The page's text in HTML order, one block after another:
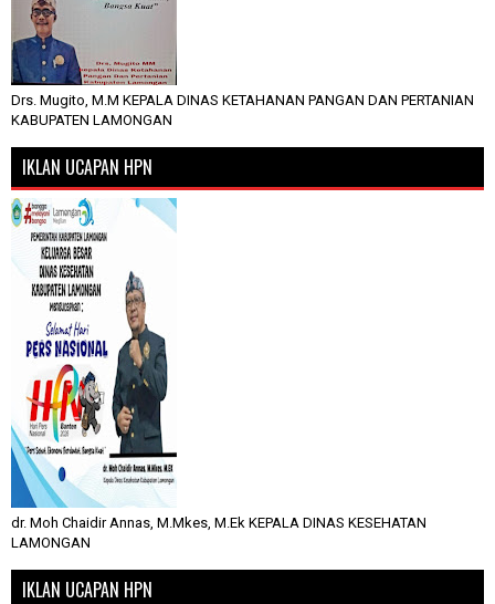
Drs. Mugito, M.M KEPALA DINAS KETAHANAN PANGAN DAN PERTANIAN
KABUPATEN LAMONGAN
IKLAN UCAPAN HPN
dr. Moh Chaidir Annas, M.Mkes, M.Ek KEPALA DINAS KESEHATAN
LAMONGAN
IKLAN UCAPAN HPN